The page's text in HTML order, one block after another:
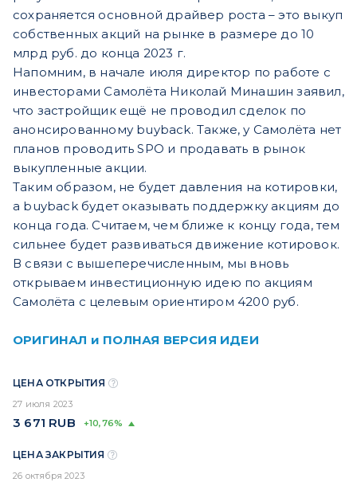
сохраняется основной драйвер роста – это выкуп
собственных акций на рынке в размере до 10
млрд руб. до конца 2023 г.
Напомним, в начале июля директор по работе с
инвесторами Самолёта Николай Минашин заявил,
что застройщик ещё не проводил сделок по
анонсированному buyback. Также, у Самолёта нет
планов проводить SPO и продавать в рынок
выкупленные акции.
Таким образом, не будет давления на котировки,
а buyback будет оказывать поддержку акциям до
конца года. Считаем, чем ближе к концу года, тем
сильнее будет развиваться движение котировок.
В связи с вышеперечисленным, мы вновь
открываем инвестиционную идею по акциям
Самолёта с целевым ориентиром 4200 руб.
ОРИГИНАЛ и ПОЛНАЯ ВЕРСИЯ ИДЕИ
ЦЕНА ОТКРЫТИЯ
27 июля 2023
3 671 RUB +10,76%
ЦЕНА ЗАКРЫТИЯ
26 октября 2023